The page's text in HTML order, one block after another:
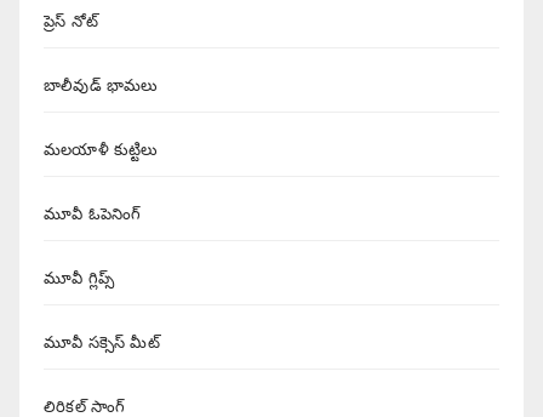
ప్రెస్ నోట్
బాలీవుడ్ భామలు
మలయాళీ కుట్టిలు
మూవీ ఓపెనింగ్
మూవీ గ్లిప్స్
మూవీ సక్సెస్ మీట్
లిరికల్ సాంగ్